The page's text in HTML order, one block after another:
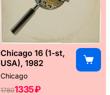
Chicago 16 (1-st,
USA), 1982
Chicago
17801335 ₽